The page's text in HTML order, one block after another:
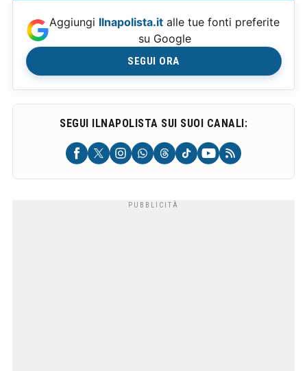
Aggiungi Ilnapolista.it alle tue fonti preferite
su Google
SEGUI ORA
SEGUI ILNAPOLISTA SUI SUOI CANALI: